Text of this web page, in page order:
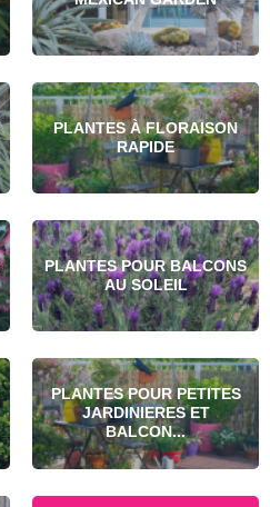
PLANTES À FLORAISON
RAPIDE
PLANTES POUR BALCONS
AU SOLEIL
PLANTES POUR PETITES
JARDINIERES ET
BALCON...